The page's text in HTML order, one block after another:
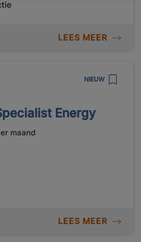
LEES MEER
NIEUW
Energy
maand
LEES MEER